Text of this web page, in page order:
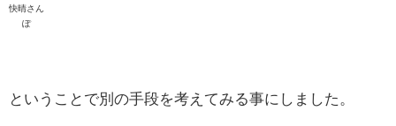
快晴さん
ぽ
ということで別の手段を考えてみる事にしました。